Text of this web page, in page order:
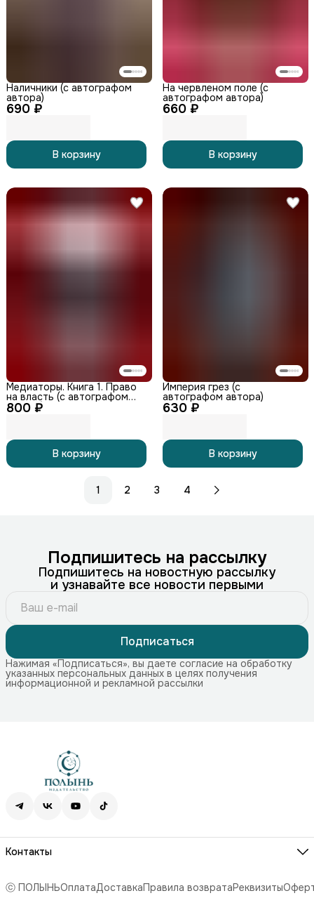
690 ₽
Наличники (с автографом
автора)
В корзину
660 ₽
На червленом поле (с
автографом автора)
В корзину
800 ₽
Медиаторы. Книга 1. Право
на власть (с автографом
автора)
В корзину
630 ₽
Империя грез (с
автографом автора)
В корзину
1 2 3 4
Подпишитесь на рассылку
Подпишитесь на новостную рассылку
и узнавайте все новости первыми
Подписаться
Нажимая «Подписаться», вы даете согласие на обработку
указанных персональных данных в целях получения
информационной и рекламной рассылки
Контакты
Телефон
ⓒ ПОЛЫНЬОплатаДоставкаПравила возвратаРеквизиты